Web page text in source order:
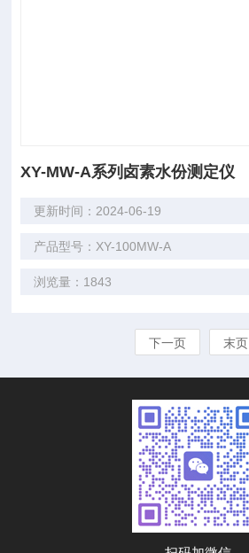
XY-MW-A系列卤素水份测定仪
更新时间：2024-06-19
产品型号：XY-100MW-A
浏览量：1843
下一页 末页